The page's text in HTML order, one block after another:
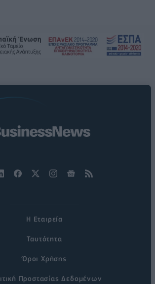
Η Εταιρεία
Ταυτότητα
Όροι Χρήσης
Προστασίας Δεδομένων